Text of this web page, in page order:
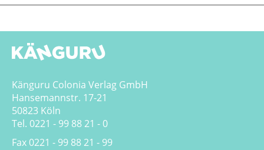
Känguru Colonia Verlag GmbH
Hansemannstr. 17-21
50823 Köln
Tel. 0221 - 99 88 21 - 0
Fax 0221 - 99 88 21 - 99